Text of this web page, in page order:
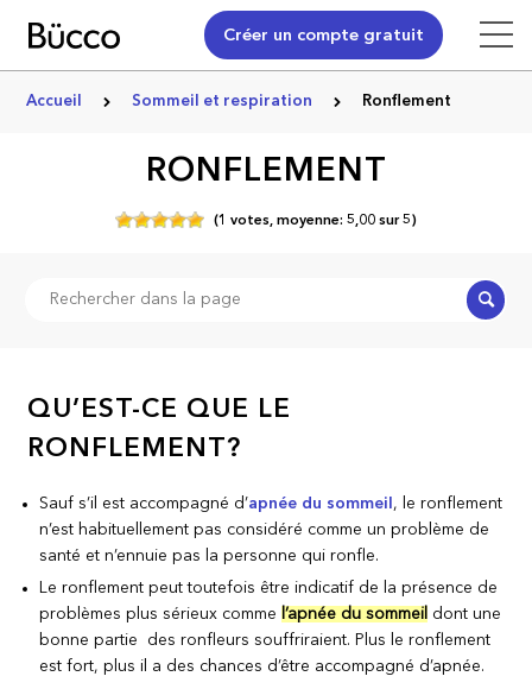
Créer un compte gratuit
Accueil Sommeil et respiration Ronflement
RONFLEMENT
(1 votes, moyenne: 5,00 sur5)
QU’EST-CE QUE LE
RONFLEMENT?
Sauf s’il est accompagné d’apnée du sommeil , le ronflement
n’est habituellement pas considéré comme un problème de
santé et n’ennuie pas la personne qui ronfle.
Le ronflement peut toutefois être indicatif de la présence de
problèmes plus sérieux comme l’apnée du sommeil dont une
bonne partie des ronfleurs souffriraient. Plus le ronflement
est fort, plus il a des chances d’être accompagné d’apnée.